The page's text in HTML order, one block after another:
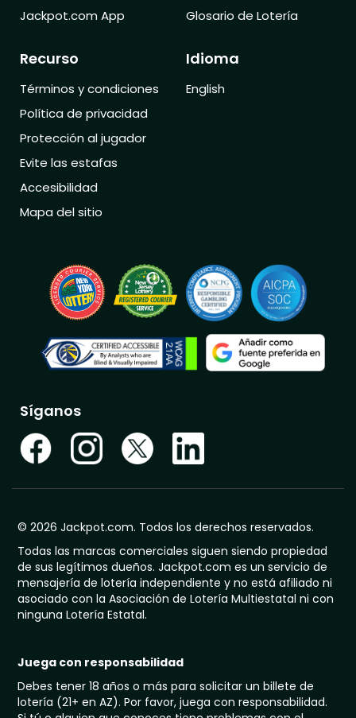
Jackpot.com App
Glosario de Lotería
Recurso
Términos y condiciones
Política de privacidad
Protección al jugador
Evite las estafas
Accesibilidad
Mapa del sitio
Idioma
English
Síganos
© 2026 Jackpot.com. Todos los derechos reservados.
Todas las marcas comerciales siguen siendo propiedad
de sus legítimos dueños. Jackpot.com es un servicio de
mensajería de lotería independiente y no está afiliado ni
asociado con la Asociación de Lotería Multiestatal ni con
ninguna Lotería Estatal.
Juega con responsabilidad
Debes tener 18 años o más para solicitar un billete de
lotería (21+ en AZ). Por favor, juega con responsabilidad.